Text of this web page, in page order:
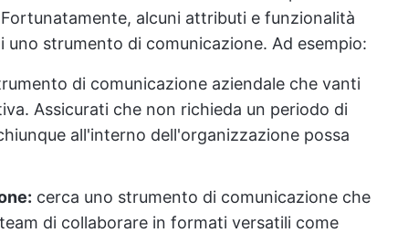
alcuni attributi e funzionalità
strumento di comunicazione. Ad esempio:
di comunicazione aziendale che vanti
Assicurati che non richieda un periodo di
all'interno dell'organizzazione possa
cerca uno strumento di comunicazione che
di collaborare in formati versatili come